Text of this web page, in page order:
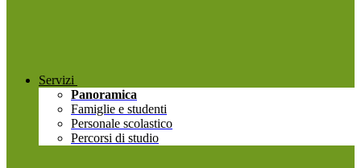
Servizi
Panoramica
Famiglie e studenti
Personale scolastico
Percorsi di studio